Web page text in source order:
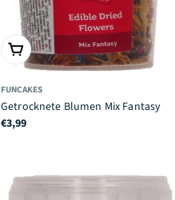
IN DEN WARENKORB
FUNCAKES
Getrocknete Blumen Mix Fantasy
Regulärer
€3,99